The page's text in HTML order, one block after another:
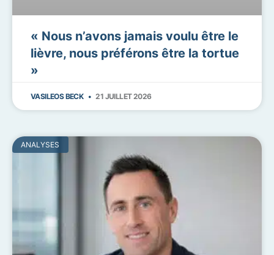
« Nous n’avons jamais voulu être le
lièvre, nous préférons être la tortue
»
VASILEOS BECK 21 JUILLET 2026
ANALYSES